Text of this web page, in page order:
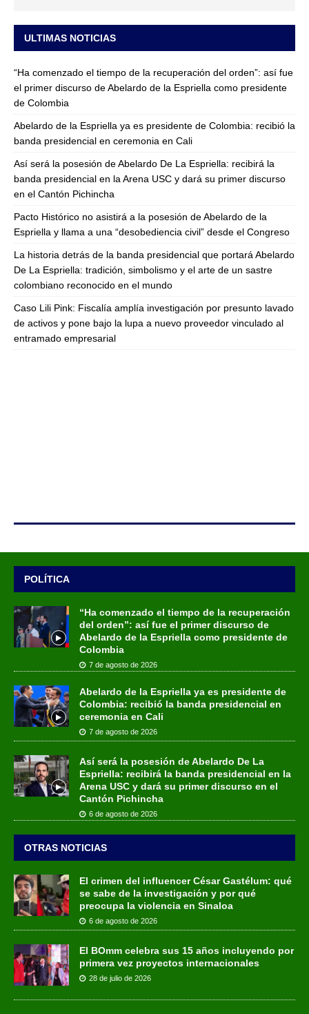
ULTIMAS NOTICIAS
“Ha comenzado el tiempo de la recuperación del orden”: así fue
el primer discurso de Abelardo de la Espriella como presidente
de Colombia
Abelardo de la Espriella ya es presidente de Colombia: recibió la
banda presidencial en ceremonia en Cali
Así será la posesión de Abelardo De La Espriella: recibirá la
banda presidencial en la Arena USC y dará su primer discurso
en el Cantón Pichincha
Pacto Histórico no asistirá a la posesión de Abelardo de la
Espriella y llama a una “desobediencia civil” desde el Congreso
La historia detrás de la banda presidencial que portará Abelardo
De La Espriella: tradición, simbolismo y el arte de un sastre
colombiano reconocido en el mundo
Caso Lili Pink: Fiscalía amplía investigación por presunto lavado
de activos y pone bajo la lupa a nuevo proveedor vinculado al
entramado empresarial
POLÍTICA
“Ha comenzado el tiempo de la recuperación
del orden”: así fue el primer discurso de
Abelardo de la Espriella como presidente de
Colombia
7 de agosto de 2026
Abelardo de la Espriella ya es presidente de
Colombia: recibió la banda presidencial en
ceremonia en Cali
7 de agosto de 2026
Así será la posesión de Abelardo De La
Espriella: recibirá la banda presidencial en la
Arena USC y dará su primer discurso en el
Cantón Pichincha
6 de agosto de 2026
OTRAS NOTICIAS
El crimen del influencer César Gastélum: qué
se sabe de la investigación y por qué
preocupa la violencia en Sinaloa
6 de agosto de 2026
El BOmm celebra sus 15 años incluyendo por
primera vez proyectos internacionales
28 de julio de 2026